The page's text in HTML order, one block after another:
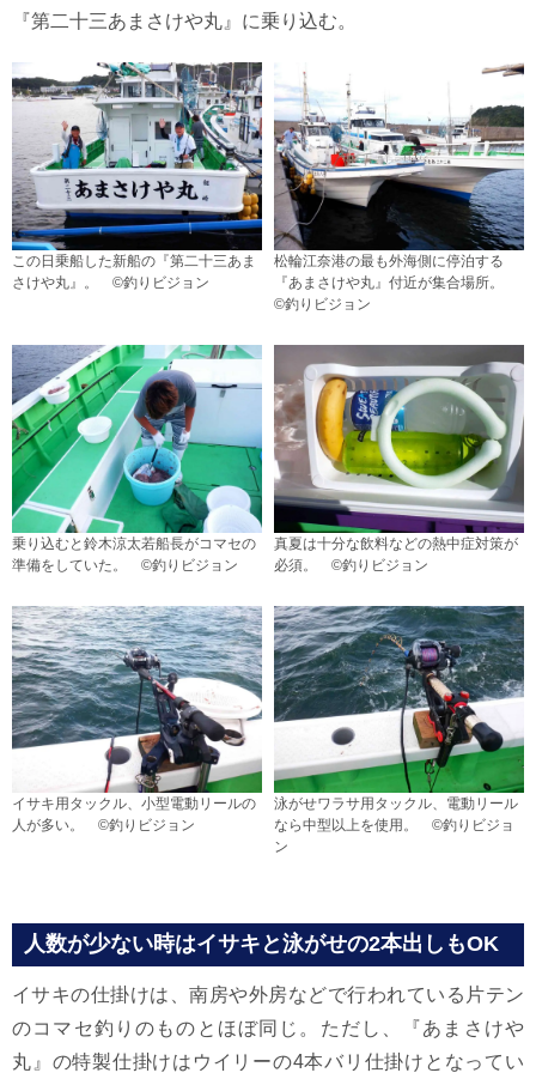
『第二十三あまさけや丸』に乗り込む。
この日乗船した新船の『第二十三あま
さけや丸』。 ©釣りビジョン
松輪江奈港の最も外海側に停泊する
『あまさけや丸』付近が集合場所。
©釣りビジョン
乗り込むと鈴木涼太若船長がコマセの
準備をしていた。 ©釣りビジョン
真夏は十分な飲料などの熱中症対策が
必須。 ©釣りビジョン
イサキ用タックル、小型電動リールの
人が多い。 ©釣りビジョン
泳がせワラサ用タックル、電動リール
なら中型以上を使用。 ©釣りビジョ
ン
人数が少ない時はイサキと泳がせの2本出しもOK
イサキの仕掛けは、南房や外房などで行われている片テン
のコマセ釣りのものとほぼ同じ。ただし、『あまさけや
丸』の特製仕掛けはウイリーの4本バリ仕掛けとなってい